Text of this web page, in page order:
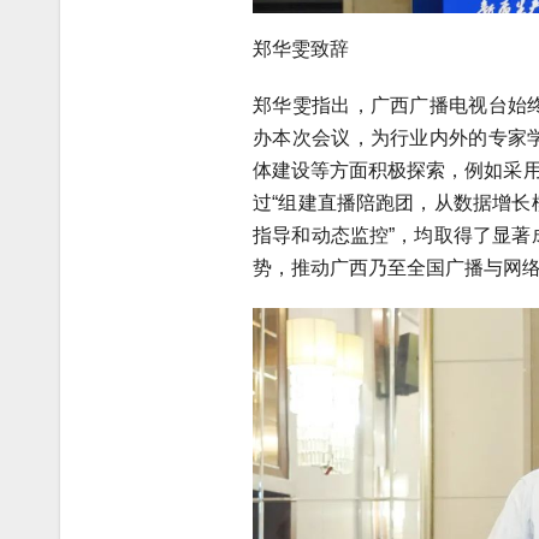
郑华雯致辞
郑华雯指出，广西广播电视台始
办本次会议，为行业内外的专家
体建设等方面积极探索，例如采
过“组建直播陪跑团，从数据增
指导和动态监控”，均取得了显
势，推动广西乃至全国广播与网